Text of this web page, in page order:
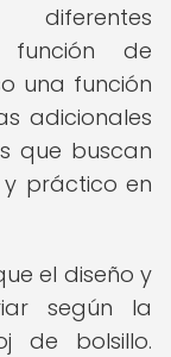
función de
una función
adicionales
que buscan
y práctico en
el diseño y
según la
de bolsillo.